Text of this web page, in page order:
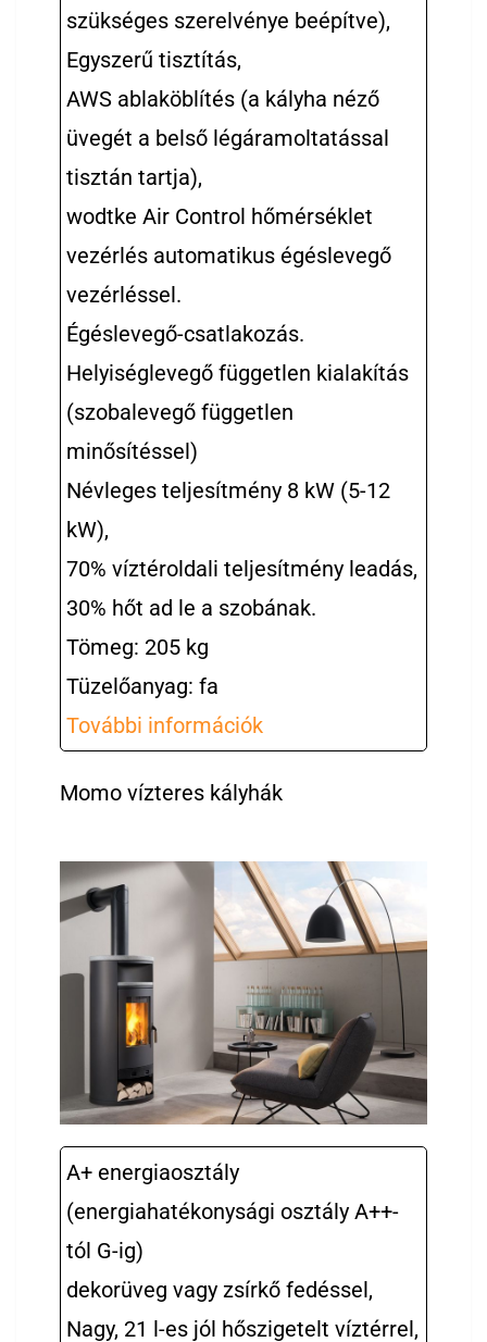
szükséges szerelvénye beépítve),
Egyszerű tisztítás,
AWS ablaköblítés (a kályha néző
üvegét a belső légáramoltatással
tisztán tartja),
wodtke Air Control hőmérséklet
vezérlés automatikus égéslevegő
vezérléssel.
Égéslevegő-csatlakozás.
Helyiséglevegő független kialakítás
(szobalevegő független
minősítéssel)
Névleges teljesítmény 8 kW (5-12
kW),
70% víztéroldali teljesítmény leadás,
30% hőt ad le a szobának.
Tömeg: 205 kg
Tüzelőanyag: fa
További információk
Momo vízteres kályhák
A+ energiaosztály
(energiahatékonysági osztály A++-
tól G-ig)
dekorüveg vagy zsírkő fedéssel,
Nagy, 21 l-es jól hőszigetelt víztérrel,